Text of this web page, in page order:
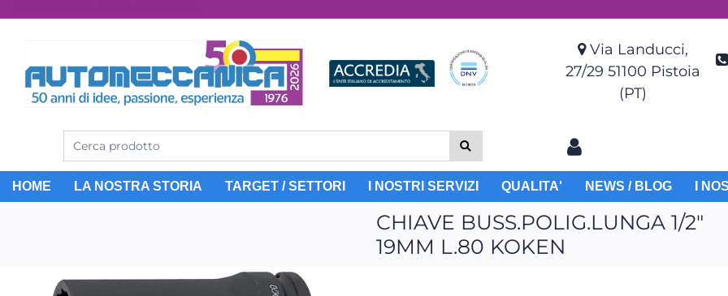
Via Landucci,
27/29 51100 Pistoia
(PT)
HOME LA NOSTRA STORIA TARGET / SETTORI I NOSTRI SERVIZI QUALITA' NEWS / BLOG I
CHIAVE BUSS.POLIG.LUNGA 1/2"
19MM L.80 KOKEN